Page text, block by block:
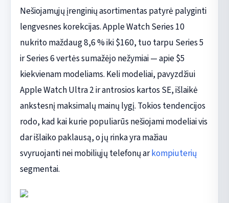
Nešiojamųjų įrenginių asortimentas patyrė palyginti
lengvesnes korekcijas. Apple Watch Series 10
nukrito maždaug 8,6 % iki $160, tuo tarpu Series 5
ir Series 6 vertės sumažėjo nežymiai — apie $5
kiekvienam modeliams. Keli modeliai, pavyzdžiui
Apple Watch Ultra 2 ir antrosios kartos SE, išlaikė
ankstesnį maksimalų mainų lygį. Tokios tendencijos
rodo, kad kai kurie populiarūs nešiojami modeliai vis
dar išlaiko paklausą, o jų rinka yra mažiau
svyruojanti nei mobiliųjų telefonų arkompiuterių
segmentai.